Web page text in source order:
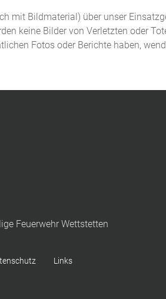
mit Bildmaterial) über unser
keine Bilder von Verletzten oder
Fotos oder Berichte haben,
Feuerwehr Wettstetten
Links